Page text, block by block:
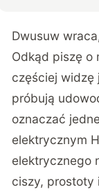
Dwusuw
Odkąd piszę o
częściej widzę
próbują
oznaczać
elektrycznym
elektrycznego
ciszy, prostoty